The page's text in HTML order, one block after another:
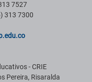
7527
313 7300
- CRIE
Pereira, Risaralda